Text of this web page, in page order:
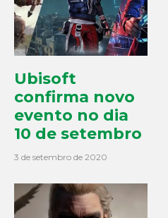
Ubisoft
confirma novo
evento no dia
10 de setembro
3 de setembro de 2020